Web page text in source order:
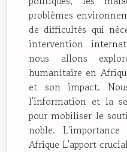
problèmes
de difficultés qui
intervention
nous allons
humanitaire en
et son impact.
l'information et la
pour mobiliser le
noble.
Afrique L'apport